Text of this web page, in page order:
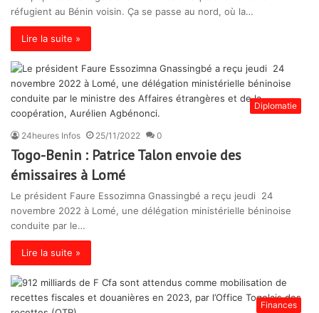
réfugient au Bénin voisin. Ça se passe au nord, où la…
Lire la suite »
Diplomatie
24heures Infos 25/11/2022 0
Togo-Benin : Patrice Talon envoie des
émissaires à Lomé
Le président Faure Essozimna Gnassingbé a reçu jeudi 24
novembre 2022 à Lomé, une délégation ministérielle béninoise
conduite par le…
Lire la suite »
Finances